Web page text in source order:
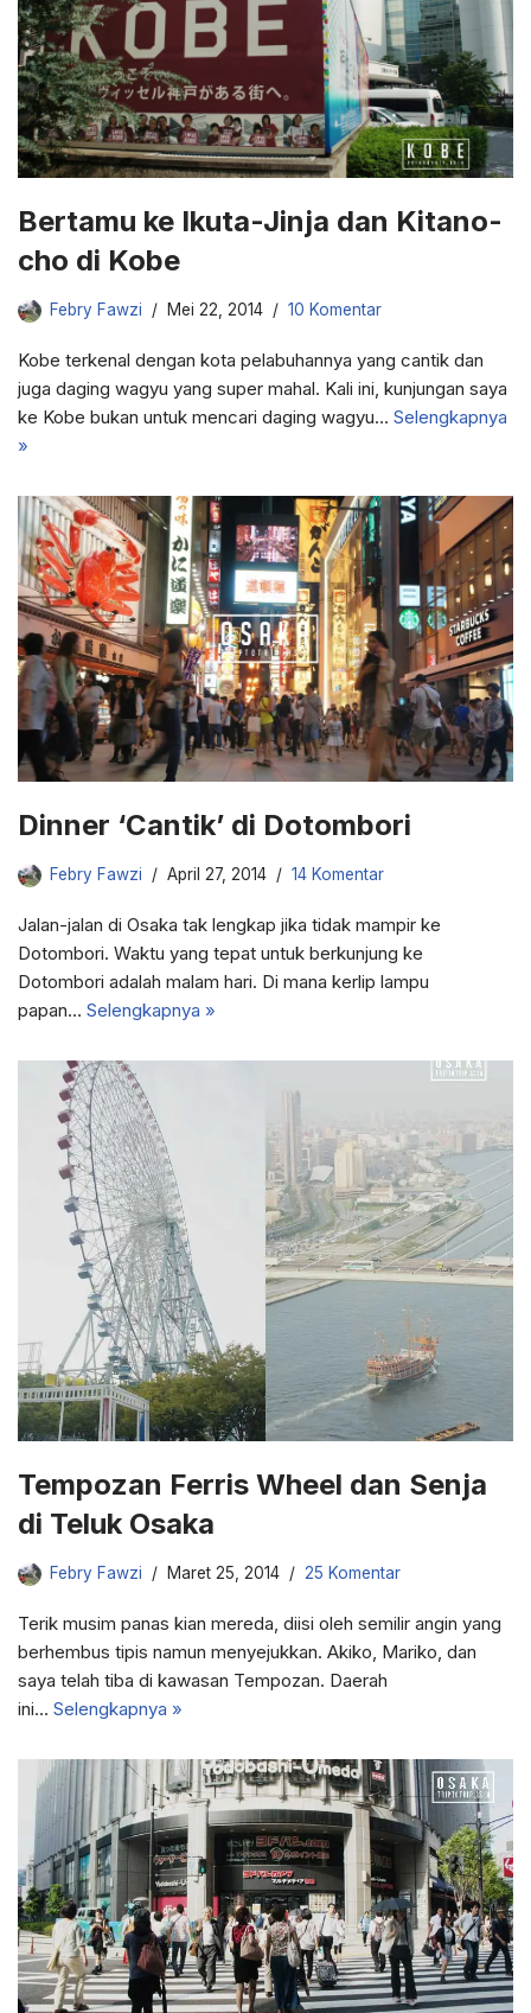
Bertamu ke Ikuta-Jinja dan Kitano-
cho di Kobe
Febry Fawzi Mei 22, 2014 10 Komentar
Kobe terkenal dengan kota pelabuhannya yang cantik dan
juga daging wagyu yang super mahal. Kali ini, kunjungan saya
ke Kobe bukan untuk mencari daging wagyu… Selengkapnya
»
Dinner ‘Cantik’ di Dotombori
Febry Fawzi April 27, 2014 14 Komentar
Jalan-jalan di Osaka tak lengkap jika tidak mampir ke
Dotombori. Waktu yang tepat untuk berkunjung ke
Dotombori adalah malam hari. Di mana kerlip lampu
papan… Selengkapnya »
Tempozan Ferris Wheel dan Senja
di Teluk Osaka
Febry Fawzi Maret 25, 2014 25 Komentar
Terik musim panas kian mereda, diisi oleh semilir angin yang
berhembus tipis namun menyejukkan. Akiko, Mariko, dan
saya telah tiba di kawasan Tempozan. Daerah
ini… Selengkapnya »